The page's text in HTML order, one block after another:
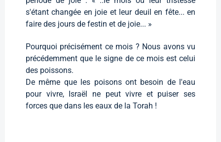
s'étant changée en joie et leur deuil en fête... en
faire des jours de festin et de joie... »
Pourquoi précisément ce mois ? Nous avons vu
précédemment que le signe de ce mois est celui
des poissons.
De même que les poisons ont besoin de l'eau
pour vivre, Israël ne peut vivre et puiser ses
forces que dans les eaux de la Torah !